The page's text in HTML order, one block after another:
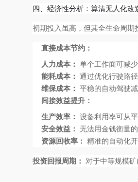
四、经济性分析：算清无人化改
初期投入虽高，但其全生命周期
直接成本节约：
人力成本： 单个工作面可减
能耗成本： 通过优化行驶路
维保成本： 平稳的自动驾驶
间接效益提升：
生产效率： 设备利用率可从
安全效益： 无法用金钱衡量
资源回收率： 精准的自动化
投资回报周期： 对于中等规模